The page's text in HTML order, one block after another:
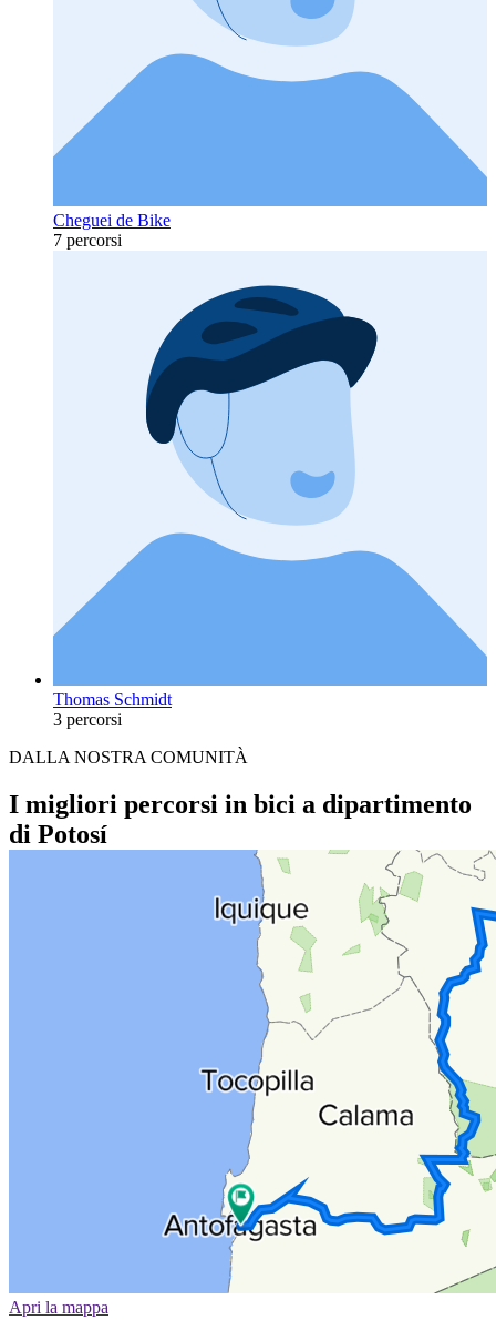
Cheguei de Bike
7 percorsi
Thomas Schmidt
3 percorsi
DALLA NOSTRA COMUNITÀ
I migliori percorsi in bici a dipartimento
di Potosí
Apri la mappa